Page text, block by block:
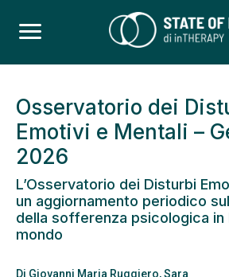
Osservatorio dei
Emotivi e Mentali –
2026
L’Osservatorio dei Disturbi
un aggiornamento periodico
della sofferenza psicologica in
mondo
Di Giovanni Maria Ruggiero,Sara